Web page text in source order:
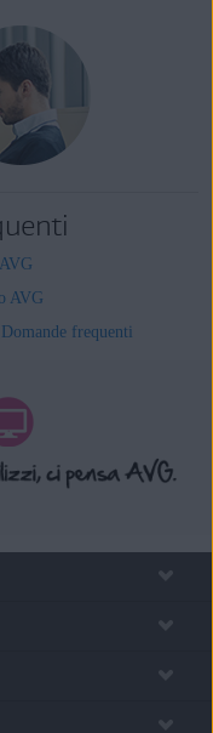
AVG
frequenti